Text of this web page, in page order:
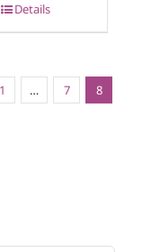
Details
1 … 7 8